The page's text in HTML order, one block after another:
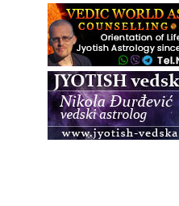
20.08.
Online
Radionica: Pomagači iz
otvoreno za sve
21.08.
Zagreb+Online
Osnovni ThetaHealing®
22.08.
Pula